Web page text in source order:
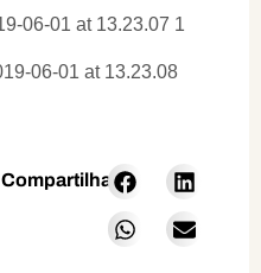
Compartilhar: